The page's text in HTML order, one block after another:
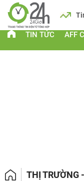
Tin mới
TIN TỨC AFF
THỊ TRƯỜNG